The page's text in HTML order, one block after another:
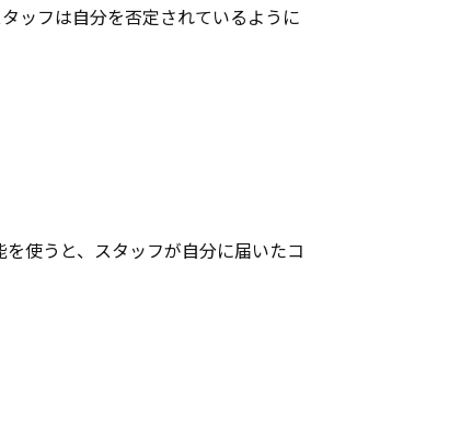
ッフは自分を否定されているように
使うと、スタッフが自分に届いたコ